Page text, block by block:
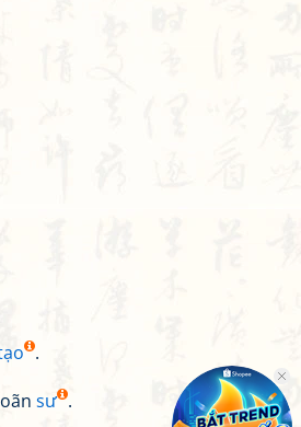
.
sư .